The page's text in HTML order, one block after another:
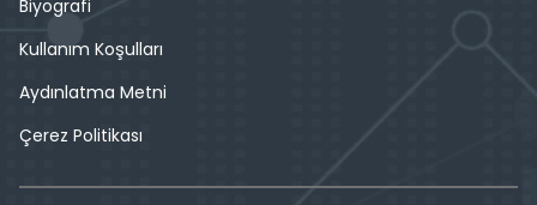
Biyografi
Kullanım Koşulları
Aydınlatma Metni
Çerez Politikası